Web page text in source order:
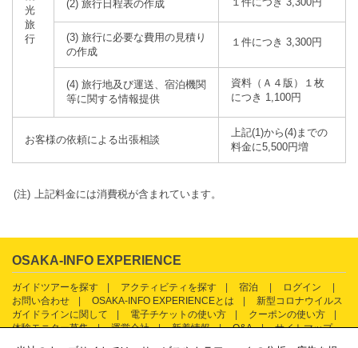
光
旅
行
(2) 旅行日程表の作成
(3) 旅行に必要な費用の見積り
の作成
１件につき 3,300円
(4) 旅行地及び運送、宿泊機関
等に関する情報提供
資料（Ａ４版）１枚
につき 1,100円
お客様の依頼による出張相談
上記(1)から(4)までの
料金に5,500円増
上記料金には消費税が含まれています。
OSAKA-INFO EXPERIENCE
ガイドツアーを探す アクティビティを探す 宿泊
ログイン
お問い合わせ
OSAKA-INFO EXPERIENCEとは
新型コロナウイルス
ガイドラインに関して
電子チケットの使い方
クーポンの使い方
体験モニター募集
運営会社 新着情報 Q&A
サイトマップ